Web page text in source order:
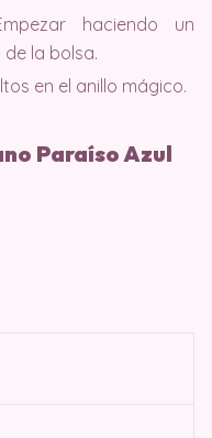
haciendo un
de la bolsa.
en el anillo mágico.
Paraíso Azul